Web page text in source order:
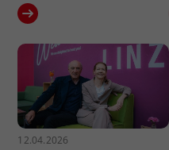
12.04.2026